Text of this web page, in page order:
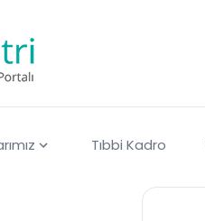
Tıbbi Kadro